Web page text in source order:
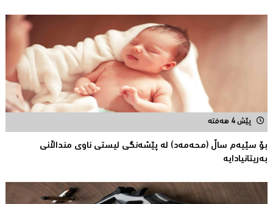
پێش 4 هەفتە
بۆ سێیەم ساڵ (محەمەد) لە پێشەنگی لیستی ناوی منداڵانى
بەریتانیادایە